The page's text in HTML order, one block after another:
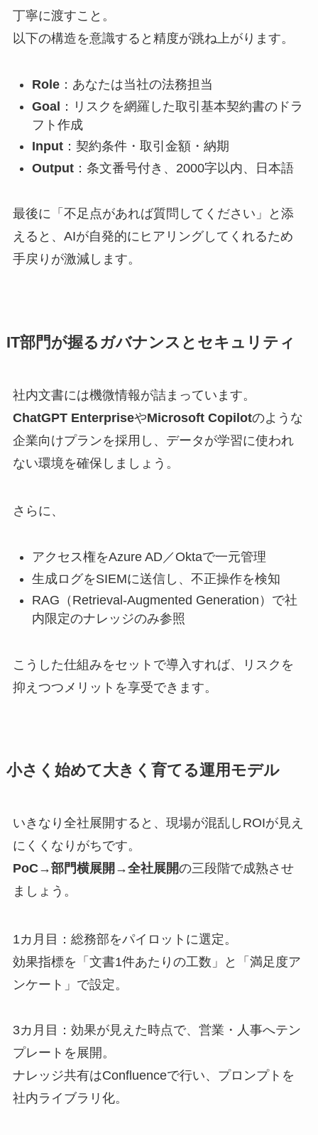
丁寧に渡すこと。
以下の構造を意識すると精度が跳ね上がります。
Role：あなたは当社の法務担当
Goal ：リスクを網羅した取引基本契約書のドラ
フト作成
Input：契約条件・取引金額・納期
Output：条文番号付き、2000字以内、日本語
最後に「不足点があれば質問してください」と添
えると、AIが自発的にヒアリングしてくれるため
手戻りが激減します。
IT部門が握るガバナンスとセキュリティ
社内文書には機微情報が詰まっています。
ChatGPT EnterpriseやMicrosoft Copilotのような
企業向けプランを採用し、データが学習に使われ
ない環境を確保しましょう。
さらに、
アクセス権をAzure AD／Oktaで一元管理
生成ログをSIEMに送信し、不正操作を検知
RAG（Retrieval-Augmented Generation）で社
内限定のナレッジのみ参照
こうした仕組みをセットで導入すれば、リスクを
抑えつつメリットを享受できます。
小さく始めて大きく育てる運用モデル
いきなり全社展開すると、現場が混乱しROIが見え
にくくなりがちです。
PoC→部門横展開→全社展開の三段階で成熟させ
ましょう。
1カ月目：総務部をパイロットに選定。
効果指標を「文書1件あたりの工数」と「満足度ア
ンケート」で設定。
3カ月目：効果が見えた時点で、営業・人事へテン
プレートを展開。
ナレッジ共有はConfluenceで行い、プロンプトを
社内ライブラリ化。